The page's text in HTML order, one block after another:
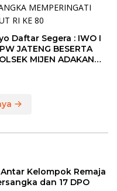
Daftar Segera : IWO I
JATENG BESERTA
MIJEN ADAKAN
Kelompok Remaja
dan 17 DPO